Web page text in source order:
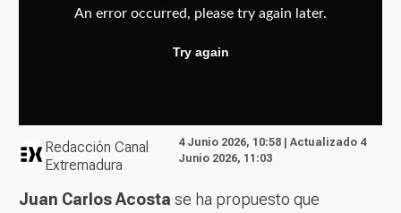
Redacción Canal
Extremadura
4 Junio 2026, 10:58 | Actualizado 4
Junio 2026, 11:03
Juan Carlos Acosta se ha propuesto que